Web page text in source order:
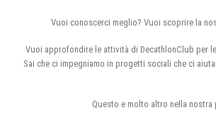
Vuoi conoscerci meglio? Vuoi scoprire la
Vuoi approfondire le attività di DecathlonClub per
Sai che ci impegniamo in progetti sociali che ci
Questo e molto altro nella nostra